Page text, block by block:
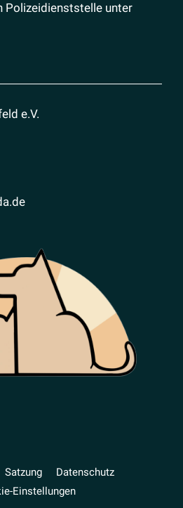
Polizeidienststelle unter
e.V.
Satzung
Daten­schutz
Einstellungen